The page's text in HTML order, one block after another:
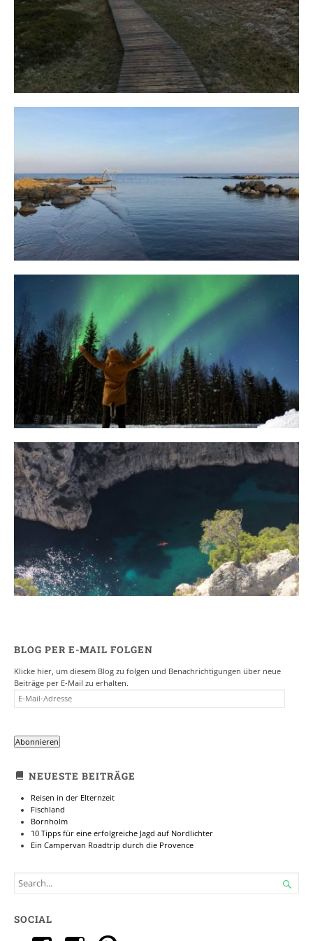
Fischland
12. FEBRUAR 2019
Bornholm
29. OKTOBER 2018
10 Tipps für eine erfolgreiche Jagd
auf Nordlichter
31. JANUAR 2018
Ein Campervan Roadtrip durch die
BLOG PER E-MAIL FOLGEN
Klicke hier, um diesem Blog zu folgen und Benachrichtigungen über neue
Beiträge per E-Mail zu erhalten.
E-
MAIL-
Abonnieren
NEUESTE BEITRÄGE
Reisen in der Elternzeit
Fischland
Bornholm
10 Tipps für eine erfolgreiche Jagd auf Nordlichter
Ein Campervan Roadtrip durch die Provence
SEARCH
FOR...

SOCIAL